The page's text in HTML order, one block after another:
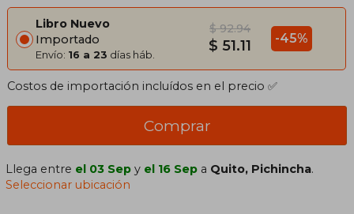
Libro Nuevo
Importado
Envío: 16 a 23 días háb.
$ 92.94
$ 51.11 -45%
Costos de importación incluídos en el precio ✅
Comprar
Llega entre el 03 Sep y el 16 Sep a Quito, Pichincha.
Seleccionar ubicación